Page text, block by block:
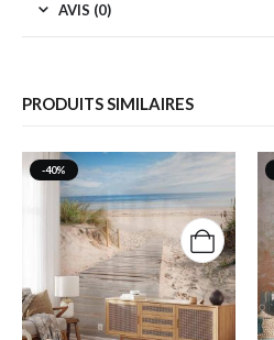
AVIS (0)
PRODUITS SIMILAIRES
-40%